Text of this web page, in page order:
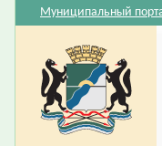
Муниципальный